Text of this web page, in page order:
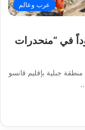
عرب وعالم
لانتشال 16 مفقوداً في “منحدرات
جبلية بإقليم قانسو